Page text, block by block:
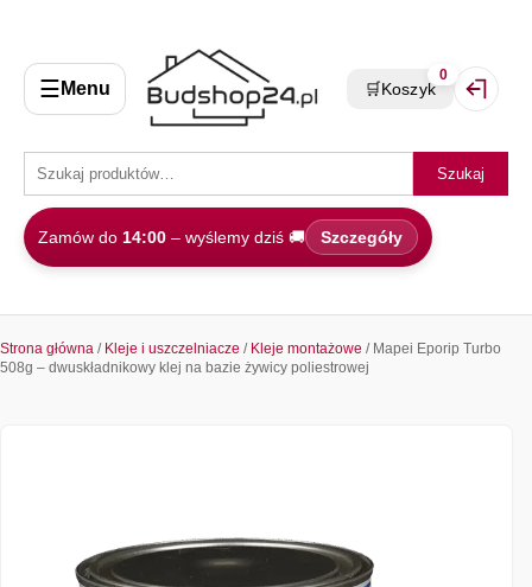
☰ Menu
Szukaj
Zamów do 14:00 – wyślemy dziś 🚚 Szczegóły
🛒Koszyk
0
Strona główna / Kleje i uszczelniacze / Kleje montażowe / Mapei Eporip Turbo
508g – dwuskładnikowy klej na bazie żywicy poliestrowej